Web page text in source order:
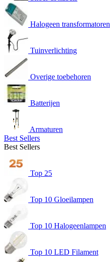
Halogeen transformatoren
Tuinverlichting
Overige toebehoren
Batterijen
Armaturen
Best Sellers
Best Sellers
Top 25
Top 10 Gloeilampen
Top 10 Halogeenlampen
Top 10 LED Filament